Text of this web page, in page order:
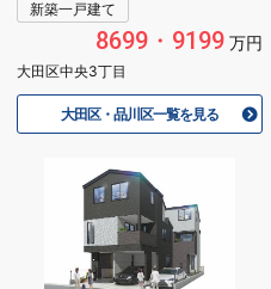
新築一戸建て
8699・9199万円
大田区中央3丁目
大田区・品川区一覧を見る